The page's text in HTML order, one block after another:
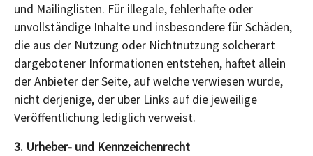
und Mailinglisten. Für illegale, fehlerhafte oder
unvollständige Inhalte und insbesondere für Schäden,
die aus der Nutzung oder Nichtnutzung solcherart
dargebotener Informationen entstehen, haftet allein
der Anbieter der Seite, auf welche verwiesen wurde,
nicht derjenige, der über Links auf die jeweilige
Veröffentlichung lediglich verweist.
3. Urheber- und Kennzeichenrecht